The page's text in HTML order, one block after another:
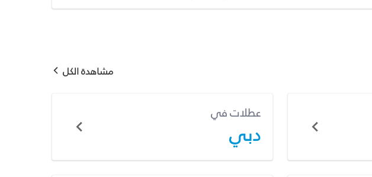
مشاهدة الكل
عطلات في
دبي